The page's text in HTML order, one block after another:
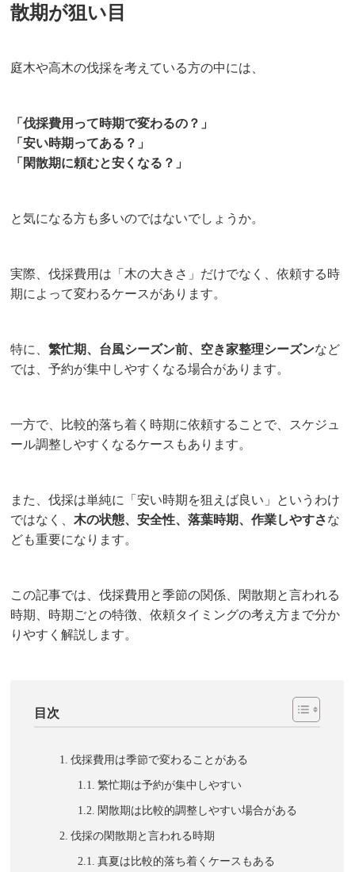
散期が狙い目
庭木や高木の伐採を考えている方の中には、
「伐採費用って時期で変わるの？」
「安い時期ってある？」
「閑散期に頼むと安くなる？」
と気になる方も多いのではないでしょうか。
実際、伐採費用は「木の大きさ」だけでなく、依頼する時
期によって変わるケースがあります。
特に、繁忙期、台風シーズン前、空き家整理シーズンなど
では、予約が集中しやすくなる場合があります。
一方で、比較的落ち着く時期に依頼することで、スケジュ
ール調整しやすくなるケースもあります。
また、伐採は単純に「安い時期を狙えば良い」というわけ
ではなく、木の状態、安全性、落葉時期、作業しやすさな
ども重要になります。
この記事では、伐採費用と季節の関係、閑散期と言われる
時期、時期ごとの特徴、依頼タイミングの考え方まで分か
りやすく解説します。
目次
伐採費用は季節で変わることがある
繁忙期は予約が集中しやすい
閑散期は比較的調整しやすい場合がある
伐採の閑散期と言われる時期
真夏は比較的落ち着くケースもある